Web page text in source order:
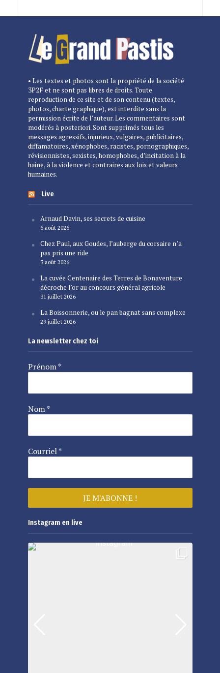
• Les textes et photos sont la propriété de la société
3P2F et ne sont pas libres de droits. Toute
reproduction de ce site et de son contenu (textes,
photos, charte graphique), est interdite sans la
permission écrite de l’auteur. Les commentaires sont
modérés à posteriori. Sont supprimés tous les
messages agressifs, injurieux, vulgaires, publicitaires,
diffamatoires, xénophobes, racistes, pornographiques,
révisionnistes, sexistes, homophobes, d’incitation à la
haine, à la violence et contraires aux lois et valeurs
humaines.
Live
Arnaud Davin, ses secrets de cuisine
6 août 2026
Chez Paul, aux Goudes, l’auberge du corsaire n’a
pas pris une ride
3 août 2026
La cuvée Centenaire des Terres de Bonaventure
décroche l’or au concours général agricole
31 juillet 2026
La Boissonnerie, ou le pan bagnat sans complexe
29 juillet 2026
La newsletter chez toi
Prénom*
Nom*
Courriel*
Instagram en live